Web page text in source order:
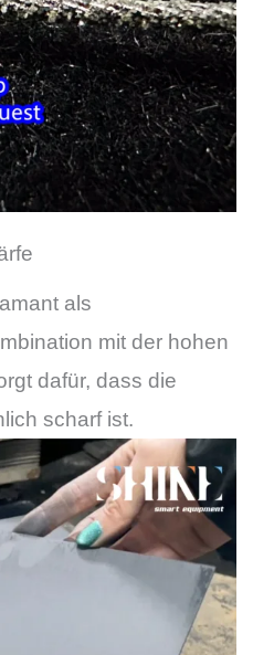
als
mit der hohen
dafür, dass die
scharf ist.